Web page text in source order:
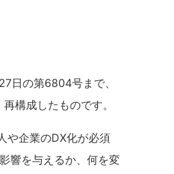
日の第6804号まで、
構成したものです。
や企業のDX化が必須
響を与えるか、何を変